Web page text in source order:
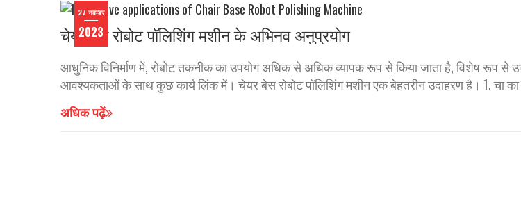
चेयर बेस रोबोट पॉलिशिंग मशीन के अभिनव अनुप्रयोग
27 नवम्बर
2023
आधुनिक विनिर्माण में, रोबोट तकनीक का उपयोग अधिक से अधिक व्यापक रूप से किया जाता है, विशेष रूप से
आवश्यकताओं के साथ कुछ कार्य लिंक में। चेयर बेस रोबोट पॉलिशिंग मशीन एक बेहतरीन उदाहरण है। 1. चा का
अधिक पढ़ें